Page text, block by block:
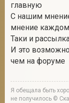
главную
С нашим
мнение
Таки и
И это
чем на форуме
Я обещала быть
не получилось ©